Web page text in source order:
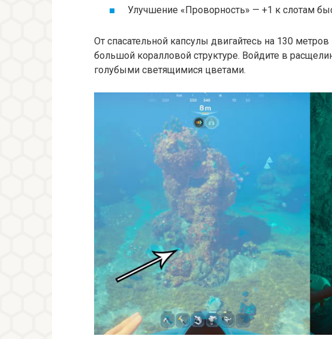
Улучшение «Проворность» — +1 к слотам
От спасательной капсулы двигайтесь на 130
большой коралловой структуре. Войдите в
голубыми светящимися цветами.